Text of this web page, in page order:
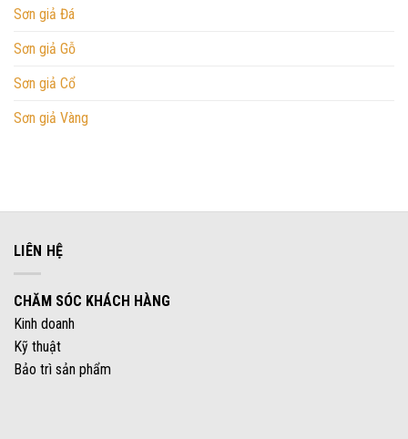
Sơn giả Đá
Sơn giả Gỗ
Sơn giả Cổ
Sơn giả Vàng
LIÊN HỆ
CHĂM SÓC KHÁCH HÀNG
Kinh doanh
Kỹ thuật
Bảo trì sản phẩm